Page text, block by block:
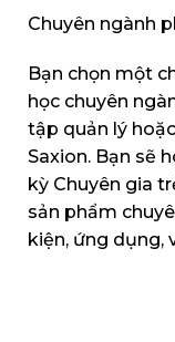
Chuyên ngành
Bạn chọn một
học chuyên
tập quản lý
Saxion. Bạn sẽ
kỳ Chuyên gia
sản phẩm
kiện, ứng dụng,